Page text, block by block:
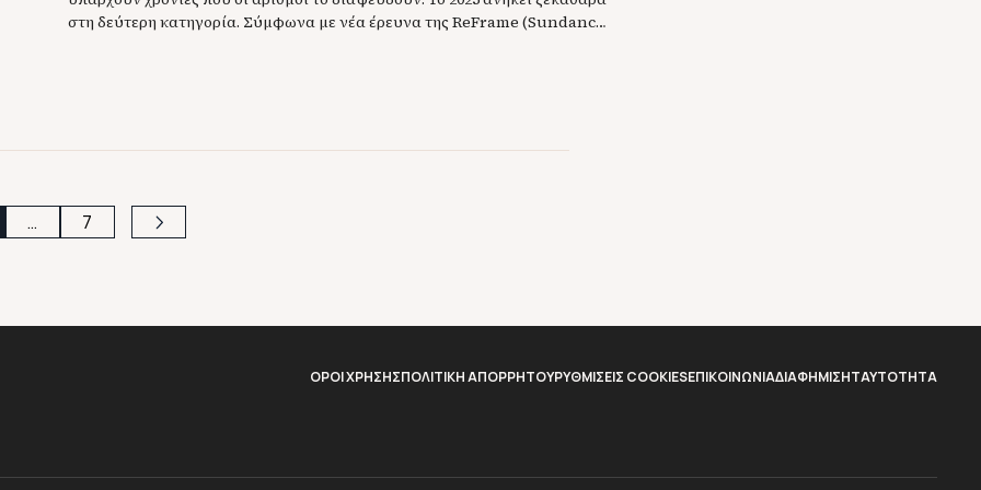
στη δεύτερη κατηγορία. Σύμφωνα με νέα έρευνα της ReFrame (Sundance
… 7
ΟΡΟΙ ΧΡΗΣΗΣΠΟΛΙΤΙΚΗ ΑΠΟΡΡΗΤΟΥΡΥΘΜΙΣΕΙΣ COOKIESΕΠΙΚΟΙΝΩΝΙΑΔΙΑΦΗΜΙΣΗTAYTOTHTA